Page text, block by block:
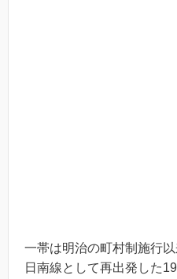
一帯は明治の町村制施行
日南線として再出発した